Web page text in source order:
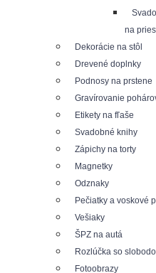
na
Dekorácie na stôl
Drevené doplnky
Podnosy na prstene
Gravírovanie
Etikety na fľaše
Svadobné knihy
Zápichy na torty
Magnetky
Odznaky
Pečiatky a voskové
Vešiaky
ŠPZ na autá
Rozlúčka so
Fotoobrazy